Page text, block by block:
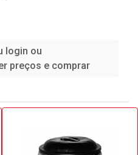
login ou
preços e comprar